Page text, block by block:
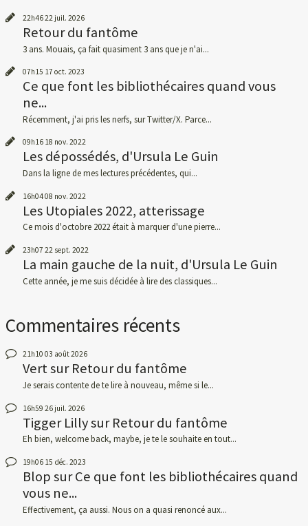
22h4622 juil. 2026
Retour du fantôme
3 ans. Mouais, ça fait quasiment 3 ans que je n'ai...
07h15 17 oct. 2023
Ce que font les bibliothécaires quand vous
ne...
Récemment, j'ai pris les nerfs, sur Twitter/X. Parce...
09h16 18 nov. 2022
Les dépossédés, d'Ursula Le Guin
Dans la ligne de mes lectures précédentes, qui...
16h0408 nov. 2022
Les Utopiales 2022, atterissage
Ce mois d'octobre 2022 était à marquer d'une pierre...
23h07 22 sept. 2022
La main gauche de la nuit, d'Ursula Le Guin
Cette année, je me suis décidée à lire des classiques...
Commentaires récents
21h10 03 août 2026
VertsurRetour du fantôme
Je serais contente de te lire à nouveau, même si le...
16h59 26 juil. 2026
Tigger LillysurRetour du fantôme
Eh bien, welcome back, maybe, je te le souhaite en tout...
19h06 15 déc. 2023
BlopsurCe que font les bibliothécaires quand
vous ne...
Effectivement, ça aussi. Nous on a quasi renoncé aux...